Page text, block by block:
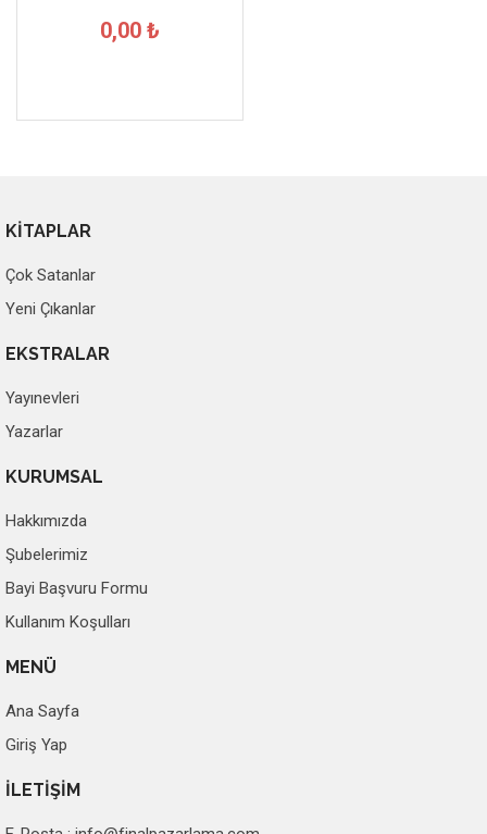
0,00 ₺
KİTAPLAR
Çok Satanlar
Yeni Çıkanlar
EKSTRALAR
Yayınevleri
Yazarlar
KURUMSAL
Hakkımızda
Şubelerimiz
Bayi Başvuru Formu
Kullanım Koşulları
MENÜ
Ana Sayfa
Giriş Yap
İLETİŞİM